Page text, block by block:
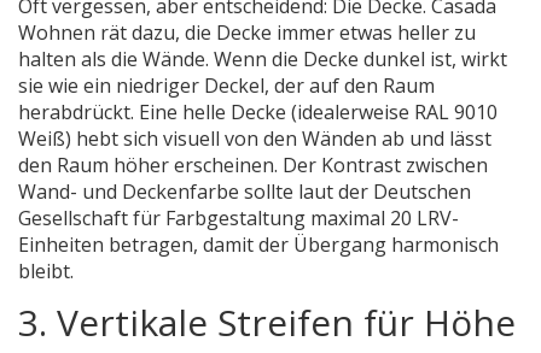
Oft vergessen, aber entscheidend: Die Decke. Casada
Wohnen rät dazu, die Decke immer etwas heller zu
halten als die Wände. Wenn die Decke dunkel ist, wirkt
sie wie ein niedriger Deckel, der auf den Raum
herabdrückt. Eine helle Decke (idealerweise RAL 9010
Weiß) hebt sich visuell von den Wänden ab und lässt
den Raum höher erscheinen. Der Kontrast zwischen
Wand- und Deckenfarbe sollte laut der Deutschen
Gesellschaft für Farbgestaltung maximal 20 LRV-
Einheiten betragen, damit der Übergang harmonisch
bleibt.
3. Vertikale Streifen für Höhe